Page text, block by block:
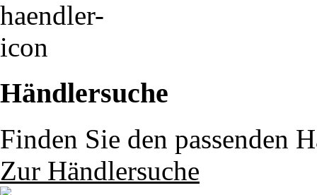
Händlersuche
Finden Sie den passenden
Zur Händlersuche